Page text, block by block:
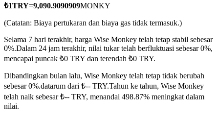
USDC Berjangka
Kontrak berjangka menggunakan USDC sebagai jaminannya
₺1TRY=9,090.9090909MONKY
(Catatan: Biaya pertukaran dan biaya gas tidak termasuk.)
Selama 7 hari terakhir, harga Wise Monkey telah tetap stabil sebesar
0%.Dalam 24 jam terakhir, nilai tukar telah berfluktuasi sebesar 0%,
mencapai puncak ₺0 TRY dan terendah ₺0 TRY.
Dibandingkan bulan lalu, Wise Monkey telah tetap tidak berubah
sebesar 0%.datarum dari ₺-- TRY.Tahun ke tahun, Wise Monkey
telah naik sebesar ₺-- TRY, menandai 498.87% meningkat dalam
nilai.